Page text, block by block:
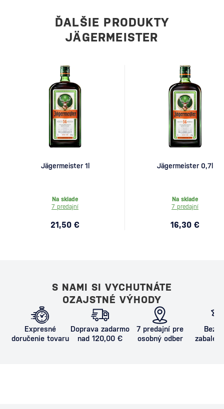
ĎALŠIE PRODUKTY
JÄGERMEISTER
Jägermeister 1l
Na sklade
7 predajní
21,50 €
Jägermeister 0,7l
Na sklade
7 predajní
16,30 €
S NAMI SI VYCHUTNÁTE
OZAJSTNÉ VÝHODY
Expresné
doručenie tovaru
Doprava zadarmo
nad 120,00 €
7 predajní pre
osobný odber